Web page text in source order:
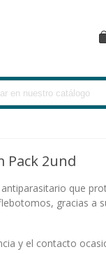
Pack 2und
que
gracias a
y el contacto